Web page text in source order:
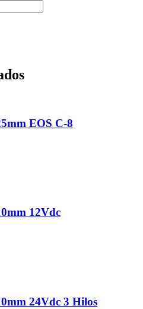
EOS C-8
12Vdc
24Vdc 3 Hilos